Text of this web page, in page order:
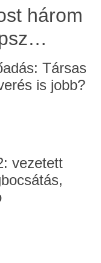
három
Társas
is jobb?